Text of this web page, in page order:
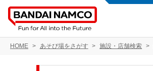
HOME あそび場をさがす 施設・店舗検索